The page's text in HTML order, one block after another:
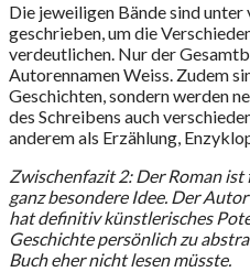
Die jeweiligen Bände sind
geschrieben, um die
verdeutlichen. Nur der
Autorennamen Weiss. Zudem
Geschichten, sondern werden
des Schreibens auch
anderem als Erzählung,
Zwischenfazit 2: Der Roman
ganz besondere Idee. Der
hat definitiv künstlerisches
Geschichte persönlich zu
Buch eher nicht lesen müsste.